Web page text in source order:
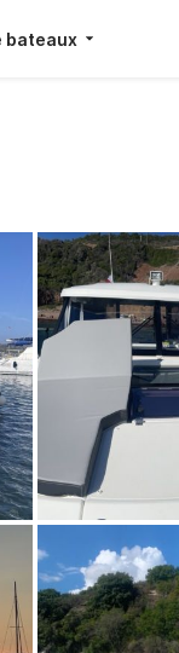
bateaux